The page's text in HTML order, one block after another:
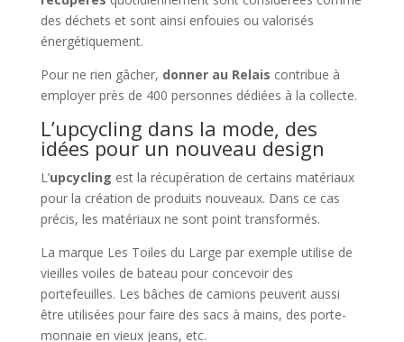
des déchets et sont ainsi enfouies ou valorisés
énergétiquement.
Pour ne rien gâcher, donner au Relais contribue à
employer près de 400 personnes dédiées à la collecte.
L’upcycling dans la mode, des
idées pour un nouveau design
L’upcycling est la récupération de certains matériaux
pour la création de produits nouveaux. Dans ce cas
précis, les matériaux ne sont point transformés.
La marque Les Toiles du Large par exemple utilise de
vieilles voiles de bateau pour concevoir des
portefeuilles. Les bâches de camions peuvent aussi
être utilisées pour faire des sacs à mains, des porte-
monnaie en vieux jeans, etc.